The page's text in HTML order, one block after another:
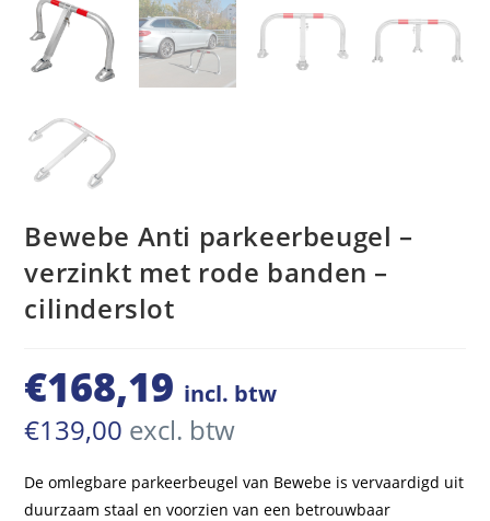
Bewebe Anti parkeerbeugel –
verzinkt met rode banden –
cilinderslot
€168,19 incl. btw
€139,00 excl. btw
De omlegbare parkeerbeugel van Bewebe is vervaardigd uit
duurzaam staal en voorzien van een betrouwbaar